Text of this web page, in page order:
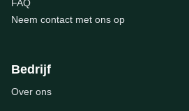
FAQ
Neem contact met ons op
Bedrijf
Over ons